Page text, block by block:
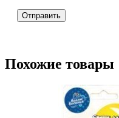
Похожие товары